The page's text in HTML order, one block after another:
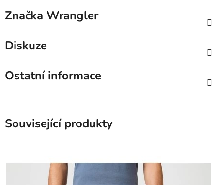
Značka Wrangler
Diskuze
Ostatní informace
Související produkty